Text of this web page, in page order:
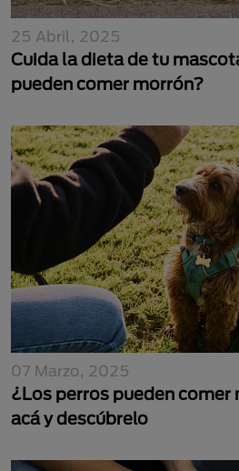
25 Abril, 2025
Cuida la dieta de tu
pueden comer morrón?
07 Marzo, 2025
¿Los perros pueden comer
acá y descúbrelo